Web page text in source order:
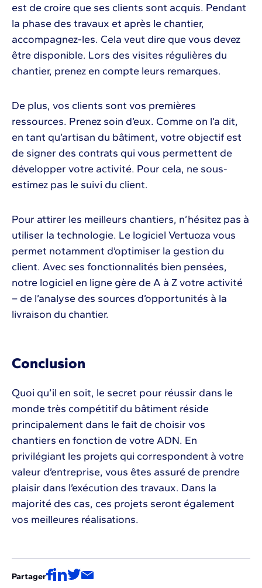
est de croire que ses clients sont acquis. Pendant
la phase des travaux et après le chantier,
accompagnez-les. Cela veut dire que vous devez
être disponible. Lors des visites régulières du
chantier, prenez en compte leurs remarques.
De plus, vos clients sont vos premières
ressources. Prenez soin d’eux. Comme on l’a dit,
en tant qu’artisan du bâtiment, votre objectif est
de signer des contrats qui vous permettent de
développer votre activité. Pour cela, ne sous-
estimez pas le suivi du client.
Pour attirer les meilleurs chantiers, n’hésitez pas à
utiliser la technologie. Le logiciel Vertuoza vous
permet notamment d’optimiser la gestion du
client. Avec ses fonctionnalités bien pensées,
notre logiciel en ligne gère de A à Z votre activité
– de l’analyse des sources d’opportunités à la
livraison du chantier.
Conclusion
Quoi qu’il en soit, le secret pour réussir dans le
monde très compétitif du bâtiment réside
principalement dans le fait de choisir vos
chantiers en fonction de votre ADN. En
privilégiant les projets qui correspondent à votre
valeur d’entreprise, vous êtes assuré de prendre
plaisir dans l’exécution des travaux. Dans la
majorité des cas, ces projets seront également
vos meilleures réalisations.
Partager